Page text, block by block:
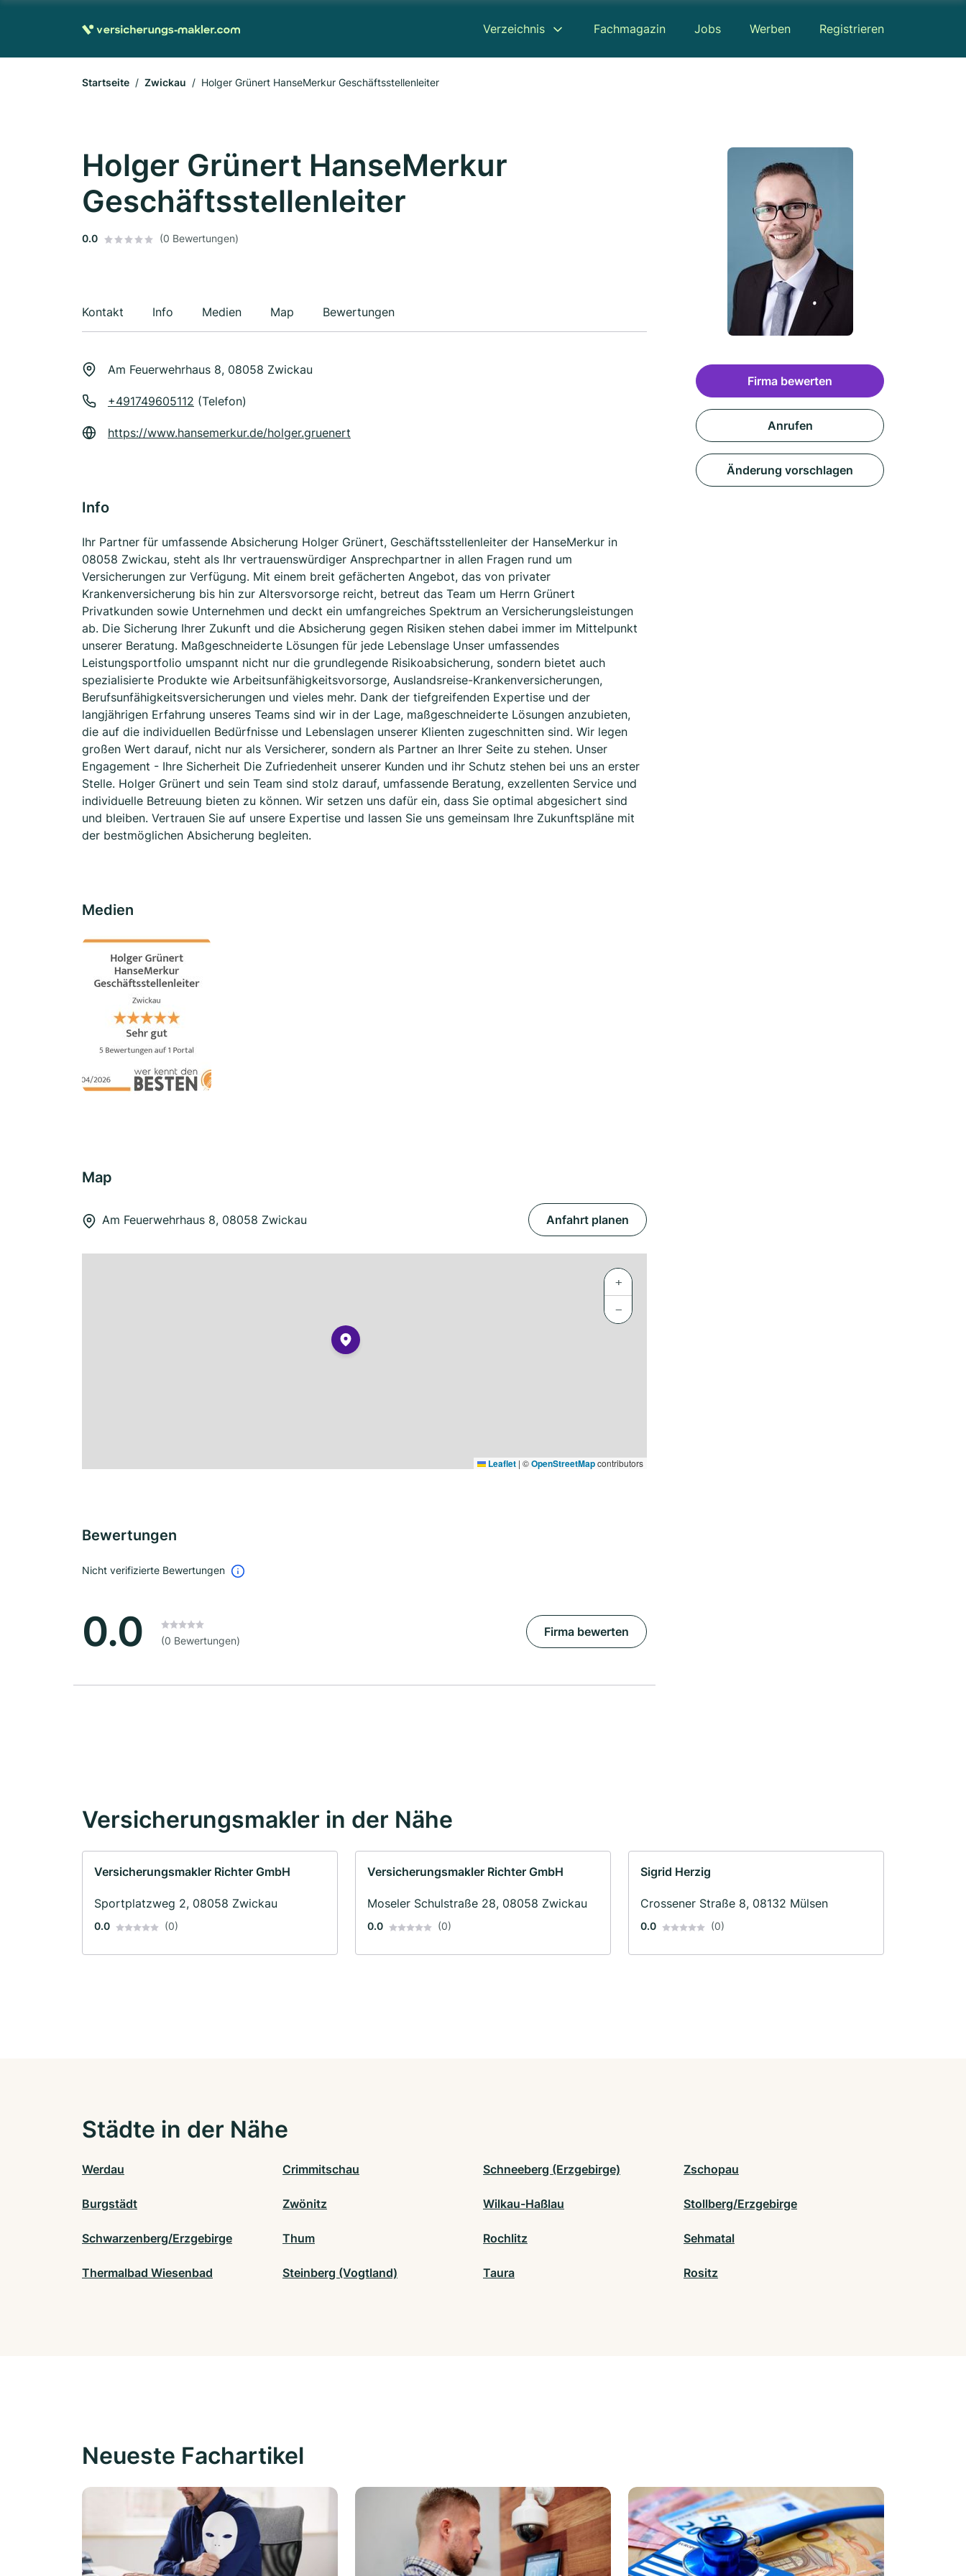
Verzeichnis Fachmagazin Jobs Werben Registrieren
Startseite Zwickau Holger Grünert HanseMerkur Geschäftsstellenleiter
Holger Grünert HanseMerkur
Geschäftsstellenleiter
0.0 (0 Bewertungen)
Kontakt Info Medien Map Bewertungen
Am Feuerwehrhaus 8, 08058 Zwickau
+491749605112 (Telefon)
https://www.hansemerkur.de/holger.gruenert
Info
Ihr Partner für umfassende Absicherung Holger Grünert, Geschäftsstellenleiter der HanseMerkur in
08058 Zwickau, steht als Ihr vertrauenswürdiger Ansprechpartner in allen Fragen rund um
Versicherungen zur Verfügung. Mit einem breit gefächerten Angebot, das von privater
Krankenversicherung bis hin zur Altersvorsorge reicht, betreut das Team um Herrn Grünert
Privatkunden sowie Unternehmen und deckt ein umfangreiches Spektrum an Versicherungsleistungen
ab. Die Sicherung Ihrer Zukunft und die Absicherung gegen Risiken stehen dabei immer im Mittelpunkt
unserer Beratung. Maßgeschneiderte Lösungen für jede Lebenslage Unser umfassendes
Leistungsportfolio umspannt nicht nur die grundlegende Risikoabsicherung, sondern bietet auch
spezialisierte Produkte wie Arbeitsunfähigkeitsvorsorge, Auslandsreise-Krankenversicherungen,
Berufsunfähigkeitsversicherungen und vieles mehr. Dank der tiefgreifenden Expertise und der
langjährigen Erfahrung unseres Teams sind wir in der Lage, maßgeschneiderte Lösungen anzubieten,
die auf die individuellen Bedürfnisse und Lebenslagen unserer Klienten zugeschnitten sind. Wir legen
großen Wert darauf, nicht nur als Versicherer, sondern als Partner an Ihrer Seite zu stehen. Unser
Engagement - Ihre Sicherheit Die Zufriedenheit unserer Kunden und ihr Schutz stehen bei uns an erster
Stelle. Holger Grünert und sein Team sind stolz darauf, umfassende Beratung, exzellenten Service und
individuelle Betreuung bieten zu können. Wir setzen uns dafür ein, dass Sie optimal abgesichert sind
und bleiben. Vertrauen Sie auf unsere Expertise und lassen Sie uns gemeinsam Ihre Zukunftspläne mit
der bestmöglichen Absicherung begleiten.
Medien
Map
Am Feuerwehrhaus 8, 08058 Zwickau Anfahrt planen
+
−
Leaflet | ©OpenStreetMapcontributors
Bewertungen
Nicht verifizierte Bewertungen
0.0 (0 Bewertungen)
Firma bewerten
Firma bewerten
Anrufen
Änderung vorschlagen
Versicherungsmakler in der Nähe
Versicherungsmakler Richter GmbH
Sportplatzweg 2, 08058 Zwickau
0.0 (0)
Versicherungsmakler Richter GmbH
Moseler Schulstraße 28, 08058 Zwickau
0.0 (0)
Sigrid Herzig
Crossener Straße 8, 08132 Mülsen
0.0 (0)
Städte in der Nähe
Werdau Crimmitschau Schneeberg (Erzgebirge) Zschopau
Burgstädt Zwönitz Wilkau-Haßlau Stollberg/Erzgebirge
Schwarzenberg/Erzgebirge Thum Rochlitz Sehmatal
Thermalbad Wiesenbad Steinberg (Vogtland) Taura Rositz
Neueste Fachartikel